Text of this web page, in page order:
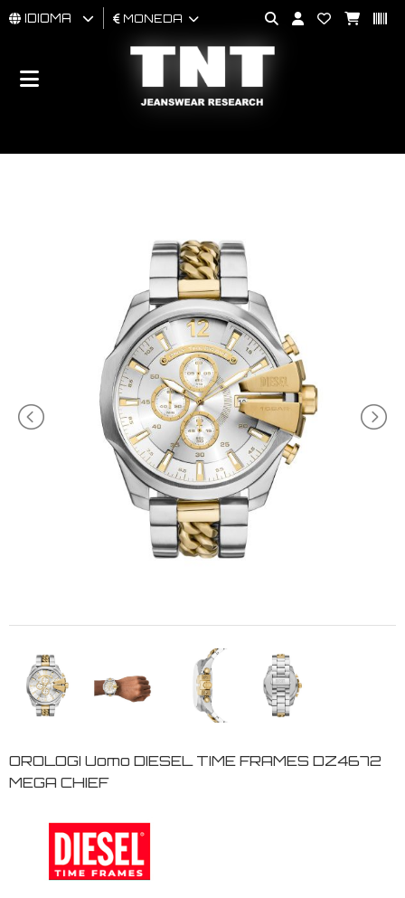
HOMBRES
BRAND
IDIOMA MONEDA
OROLOGI Uomo DIESEL TIME FRAMES DZ4672
MEGA CHIEF